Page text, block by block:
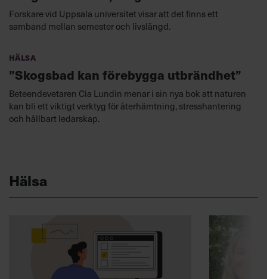
Forskare vid Uppsala universitet visar att det finns ett
samband mellan semester och livslängd.
Hälsa
”Skogsbad kan förebygga utbrändhet”
Beteendevetaren Cia Lundin menar i sin nya bok att naturen
kan bli ett viktigt verktyg för återhämtning, stresshantering
och hållbart ledarskap.
Hälsa